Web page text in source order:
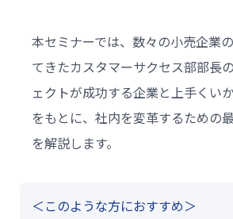
本セミナーでは、数々の小売企業
てきたカスタマーサクセス部部長
ェクトが成功する企業と上手くい
をもとに、社内を変革するための
を解説します。
＜このような方におすすめ＞